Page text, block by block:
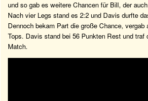
und so gab es weitere Chancen für Bill, der
Nach vier Legs stand es 2:2 und Davis durfte
Dennoch bekam Part die große Chance, vergab
Tops. Davis stand bei 56 Punkten Rest und traf
Match.